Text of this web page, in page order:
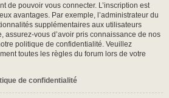
de pouvoir vous connecter. L’inscription est
avantages. Par exemple, l’administrateur du
supplémentaires aux utilisateurs
assurez-vous d’avoir pris connaissance de nos
politique de confidentialité. Veuillez
toutes les règles du forum lors de votre
de confidentialité